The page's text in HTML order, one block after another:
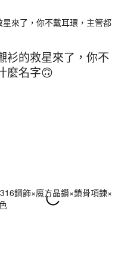
衫的救星來了，你不
麼名字🙃